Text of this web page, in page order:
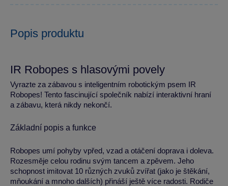
Popis produktu
IR Robopes s hlasovými povely
Vyrazte za zábavou s inteligentním robotickým psem IR
Robopes! Tento fascinující společník nabízí interaktivní hraní
a zábavu, která nikdy nekončí.
Základní popis a funkce
Robopes umí pohyby vpřed, vzad a otáčení doprava i doleva.
Rozesměje celou rodinu svým tancem a zpěvem. Jeho
schopnost imitovat 10 různých zvuků zvířat (jako je štěkání,
mňoukání a mnoho dalších) přináší ještě více radosti. Rodiče